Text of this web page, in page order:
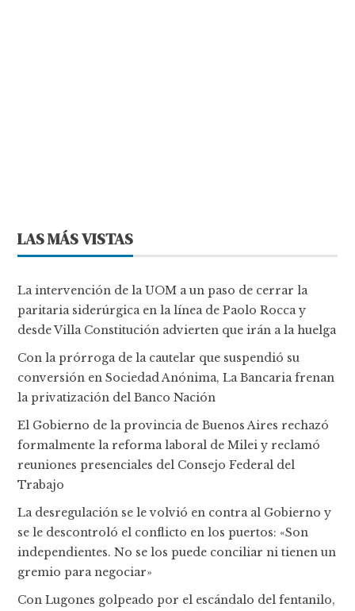
LAS MÁS VISTAS
La intervención de la UOM a un paso de cerrar la
paritaria siderúrgica en la línea de Paolo Rocca y
desde Villa Constitución advierten que irán a la huelga
Con la prórroga de la cautelar que suspendió su
conversión en Sociedad Anónima, La Bancaria frenan
la privatización del Banco Nación
El Gobierno de la provincia de Buenos Aires rechazó
formalmente la reforma laboral de Milei y reclamó
reuniones presenciales del Consejo Federal del
Trabajo
La desregulación se le volvió en contra al Gobierno y
se le descontroló el conflicto en los puertos: «Son
independientes. No se los puede conciliar ni tienen un
gremio para negociar»
Con Lugones golpeado por el escándalo del fentanilo,